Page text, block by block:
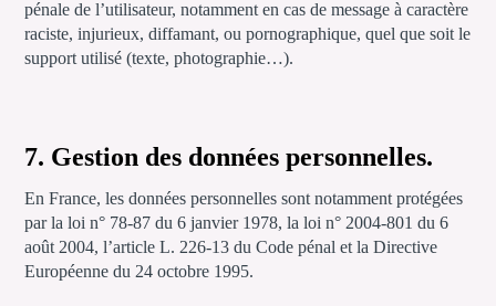
pénale de l’utilisateur, notamment en cas de message à caractère
raciste, injurieux, diffamant, ou pornographique, quel que soit le
support utilisé (texte, photographie…).
7. Gestion des données personnelles.
En France, les données personnelles sont notamment protégées
par la loi n° 78-87 du 6 janvier 1978, la loi n° 2004-801 du 6
août 2004, l’article L. 226-13 du Code pénal et la Directive
Européenne du 24 octobre 1995.